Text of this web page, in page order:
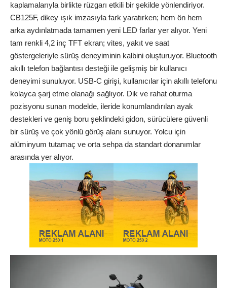
kaplamalarıyla birlikte rüzgarı etkili bir şekilde yönlendiriyor.
CB125F, dikey ışık imzasıyla fark yaratırken; hem ön hem
arka aydınlatmada tamamen yeni LED farlar yer alıyor. Yeni
tam renkli 4,2 inç TFT ekran; vites, yakıt ve saat
göstergeleriyle sürüş deneyiminin kalbini oluşturuyor. Bluetooth
akıllı telefon bağlantısı desteği ile gelişmiş bir kullanıcı
deneyimi sunuluyor. USB-C girişi, kullanıcılar için akıllı telefonu
kolayca şarj etme olanağı sağlıyor. Dik ve rahat oturma
pozisyonu sunan modelde, ileride konumlandırılan ayak
destekleri ve geniş boru şeklindeki gidon, sürücülere güvenli
bir sürüş ve çok yönlü görüş alanı sunuyor. Yolcu için
alüminyum tutamaç ve orta sehpa da standart donanımlar
arasında yer alıyor.